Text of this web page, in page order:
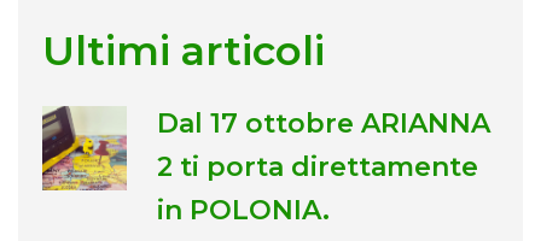
Ultimi articoli
Dal 17 ottobre ARIANNA
2 ti porta direttamente
in POLONIA.